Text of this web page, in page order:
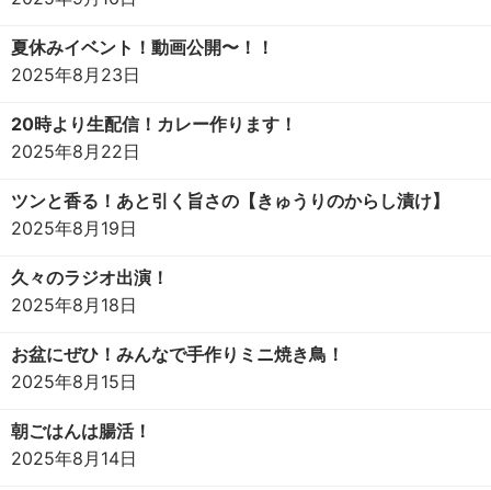
夏休みイベント！動画公開〜！！
2025年8月23日
20時より生配信！カレー作ります！
2025年8月22日
ツンと香る！あと引く旨さの【きゅうりのからし漬け】
2025年8月19日
久々のラジオ出演！
2025年8月18日
お盆にぜひ！みんなで手作りミニ焼き鳥！
2025年8月15日
朝ごはんは腸活！
2025年8月14日